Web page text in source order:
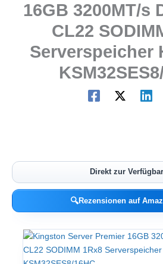
16GB 3200MT/s
CL22
Serverspeicher
Direkt zur
🔍Rezensionen auf